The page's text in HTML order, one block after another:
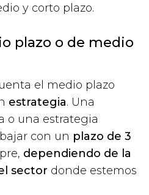
y corto plazo.
plazo o de medio
el medio plazo
estrategia. Una
o una estrategia
con un plazo de 3
dependiendo de la
sector donde estemos